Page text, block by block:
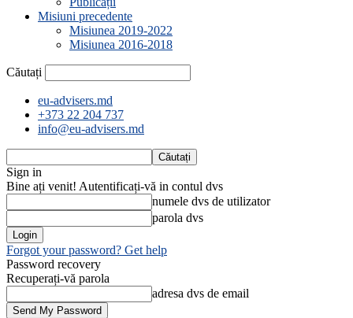
Misiuni precedente
Misiunea 2019-2022
Misiunea 2016-2018
Căutați
eu-advisers.md
+373 22 204 737
info@eu-advisers.md
Sign in
Bine ați venit! Autentificați-vă in contul dvs
numele dvs de utilizator
parola dvs
Forgot your password? Get help
Password recovery
Recuperați-vă parola
adresa dvs de email